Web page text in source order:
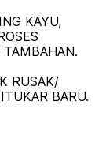
KAYU,
TAMBAHAN.
RUSAK/
BARU.